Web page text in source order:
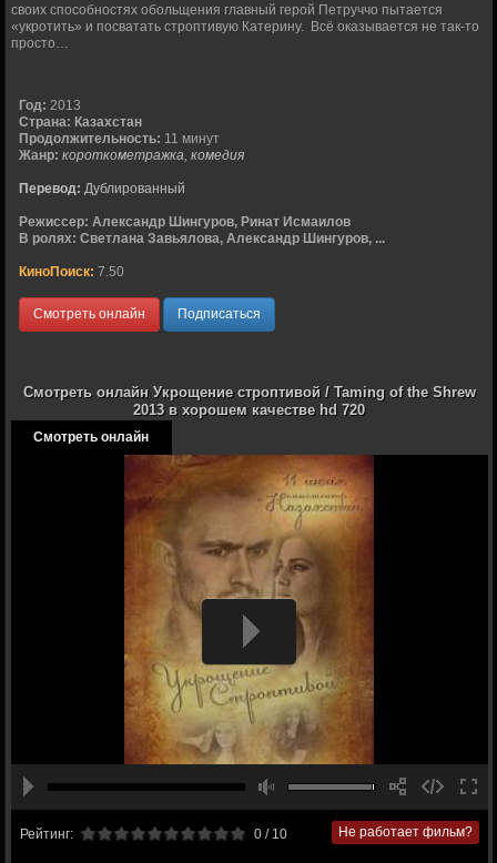
своих способностях обольщения главный герой Петруччо пытается
«укротить» и посватать строптивую Катерину. Всё оказывается не так-то
просто…
Год: 2013
Страна: Казахстан
Продолжительность: 11 минут
Жанр: короткометражка, комедия
Перевод: Дублированный
Режиссер: Александр Шингуров, Ринат Исмаилов
В ролях: Светлана Завьялова, Александр Шингуров, ...
КиноПоиск: 7.50
Смотреть онлайн Подписаться
Смотреть онлайн Укрощение строптивой / Taming of the Shrew
2013 в хорошем качестве hd 720
Смотреть онлайн
Рейтинг: 0/ 10 Не работает фильм?